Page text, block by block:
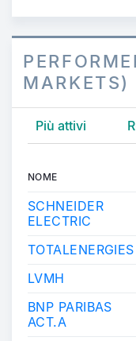
MARKETS)
Più attivi
NOME
SCHNEIDER
ELECTRIC
TOTALENERGIES
LVMH
BNP PARIBAS
ACT.A